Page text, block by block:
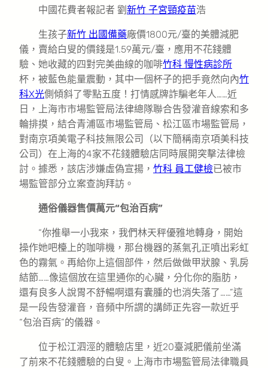
中國花費者報記者 劉 新竹 子宮頸疫苗浩
生孩子新竹 出國備藥廠價1800元/臺的美體減肥
儀，賣給白叟的價錢是1.59萬元/臺，應用不花錢體
驗、她收藏的四對完美曲線的咖啡竹科 慢性病診所
杯，被藍色能量震動，其中一個杯子的把手竟然向內竹
科X光側傾斜了零點五度！打情感牌詐騙老年人……近
日，上海市市場監管局法律總隊聯合告發灌音線索和多
輪排摸，結合青浦區市場監管局、松江區市場監管局，
對南京項美電子科技無限公司（以下簡稱南京項美科技
公司）在上海的4家不花錢體驗店同時展開突擊法律檢
討。據悉，該店涉嫌虛偽宣揚， 竹科 員工健檢已被市
場監管部分立案查詢拜訪。
通俗儀器售價萬元“包治百病”
“你推舉一小我來，我們林天秤優雅地轉身，開始
操作她吧檯上的咖啡機，那台機器的蒸氣孔正噴出彩虹
色的霧氣。再給你上這個部件，然后做做甲狀腺、乳房
結節……像這個放在這里通你的心臟，分化你的脂肪，
還有良多人說胃不舒暢啊還有囊腫的也消失落了……”這
是一段告發灌音，音頻中所謂的講師正先容一款近乎
“包治百病”的儀器。
位于松江泗涇的體驗店里，近20臺減肥儀前坐滿
了前來不花錢體驗的白叟。上海市市場監管局法律職員